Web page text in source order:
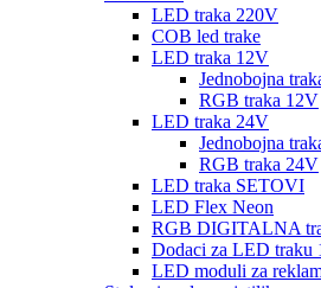
LED traka 220V
COB led trake
LED traka 12V
Jednobojna
RGB traka 12V
LED traka 24V
Jednobojna
RGB traka 24V
LED traka SETOVI
LED Flex Neon
RGB DIGITALNA
Dodaci za LED traku
LED moduli za